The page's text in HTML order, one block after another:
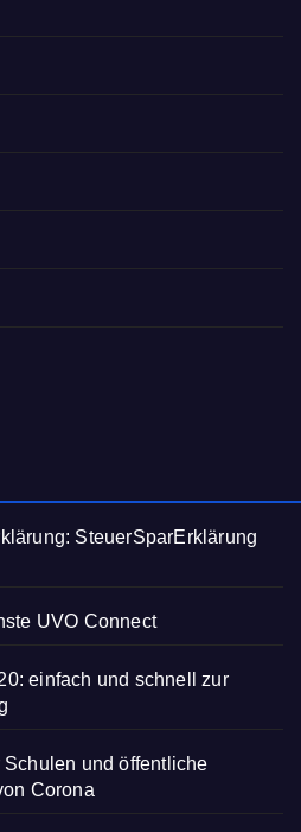
SteuerSparErklärung
UVO Connect
einfach und schnell zur
und öffentliche
Corona